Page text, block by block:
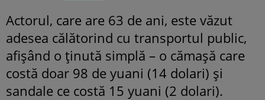
Actorul, care are 63 de ani, este văzut
adesea călătorind cu transportul public,
afișând o ținută simplă – o cămașă care
costă doar 98 de yuani (14 dolari) și
sandale ce costă 15 yuani (2 dolari).